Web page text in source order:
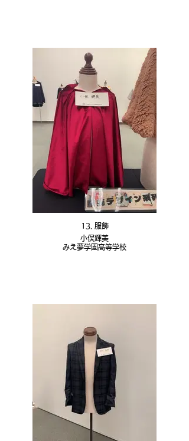
13. 服飾
小俣輝美
みえ夢学園高等学校